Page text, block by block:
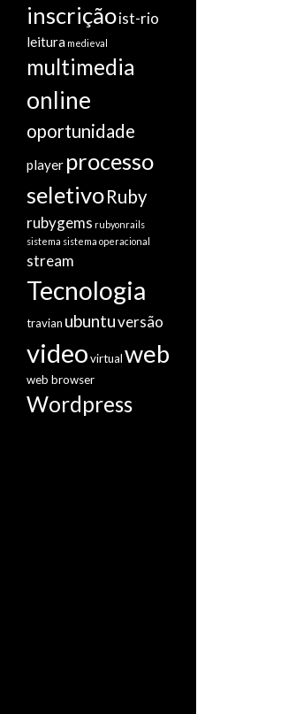
inscriçãoist-rio
leitura medieval
multimedia
online
oportunidade
player processo
seletivoRuby
rubygems rubyonrails
sistema sistema operacional
stream
Tecnologia
travian ubuntuversão
videovirtualweb
web browser
Wordpress